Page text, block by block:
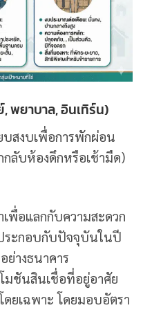
พยาบาล, อินเทิร์น)
บสงบเพื่อการพักผ่อน
กลับห้องดึกหรือเช้ามืด)
พื่อแลกกับความสะดวก
ะกอบกับปัจจุบันในปี
ย่างธนาคาร
มชันสินเชื่อที่อยู่อาศัย
ยเฉพาะ โดยมอบอัตรา